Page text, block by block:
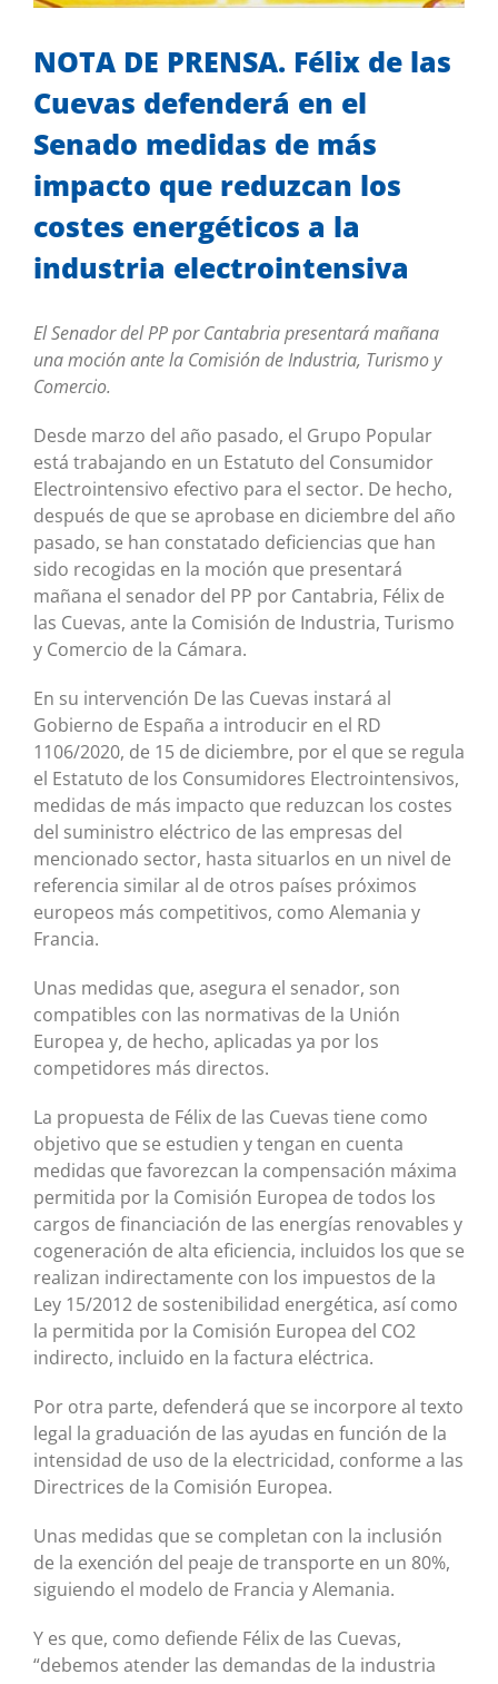
NOTA DE PRENSA. Félix de las
Cuevas defenderá en el
Senado medidas de más
impacto que reduzcan los
costes energéticos a la
industria electrointensiva
El Senador del PP por Cantabria presentará mañana
una moción ante la Comisión de Industria, Turismo y
Comercio.
Desde marzo del año pasado, el Grupo Popular
está trabajando en un Estatuto del Consumidor
Electrointensivo efectivo para el sector. De hecho,
después de que se aprobase en diciembre del año
pasado, se han constatado deficiencias que han
sido recogidas en la moción que presentará
mañana el senador del PP por Cantabria, Félix de
las Cuevas, ante la Comisión de Industria, Turismo
y Comercio de la Cámara.
En su intervención De las Cuevas instará al
Gobierno de España a introducir en el RD
1106/2020, de 15 de diciembre, por el que se regula
el Estatuto de los Consumidores Electrointensivos,
medidas de más impacto que reduzcan los costes
del suministro eléctrico de las empresas del
mencionado sector, hasta situarlos en un nivel de
referencia similar al de otros países próximos
europeos más competitivos, como Alemania y
Francia.
Unas medidas que, asegura el senador, son
compatibles con las normativas de la Unión
Europea y, de hecho, aplicadas ya por los
competidores más directos.
La propuesta de Félix de las Cuevas tiene como
objetivo que se estudien y tengan en cuenta
medidas que favorezcan la compensación máxima
permitida por la Comisión Europea de todos los
cargos de financiación de las energías renovables y
cogeneración de alta eficiencia, incluidos los que se
realizan indirectamente con los impuestos de la
Ley 15/2012 de sostenibilidad energética, así como
la permitida por la Comisión Europea del CO2
indirecto, incluido en la factura eléctrica.
Por otra parte, defenderá que se incorpore al texto
legal la graduación de las ayudas en función de la
intensidad de uso de la electricidad, conforme a las
Directrices de la Comisión Europea.
Unas medidas que se completan con la inclusión
de la exención del peaje de transporte en un 80%,
siguiendo el modelo de Francia y Alemania.
Y es que, como defiende Félix de las Cuevas,
“debemos atender las demandas de la industria